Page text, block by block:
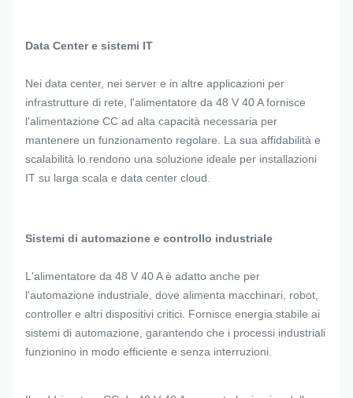
Data Center e sistemi IT
Nei data center, nei server e in altre applicazioni per
infrastrutture di rete, l'alimentatore da 48 V 40 A fornisce
l'alimentazione CC ad alta capacità necessaria per
mantenere un funzionamento regolare. La sua affidabilità e
scalabilità lo rendono una soluzione ideale per installazioni
IT su larga scala e data center cloud.
Sistemi di automazione e controllo industriale
L'alimentatore da 48 V 40 A è adatto anche per
l'automazione industriale, dove alimenta macchinari, robot,
controller e altri dispositivi critici. Fornisce energia stabile ai
sistemi di automazione, garantendo che i processi industriali
funzionino in modo efficiente e senza interruzioni.